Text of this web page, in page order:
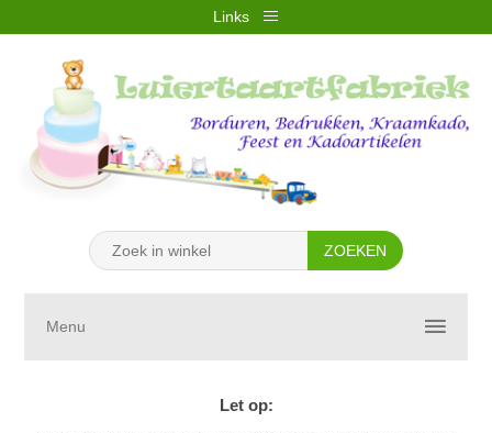
Links
REGISTREREN
WINKELWAGEN (0)
Menu
Let op: